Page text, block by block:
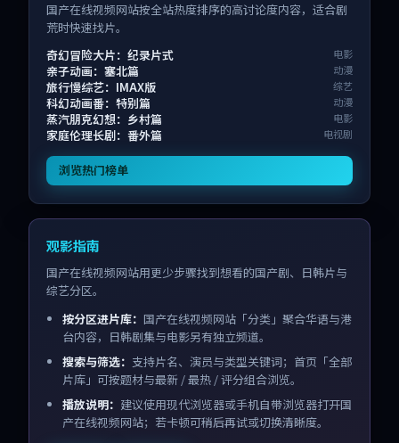
国产在线视频网站按全站热度排序的高讨论度内容，适合剧
荒时快速找片。
奇幻冒险大片：纪录片式
电影
亲子动画：塞北篇 动漫
旅行慢综艺：IMAX版 综艺
科幻动画番：特别篇 动漫
蒸汽朋克幻想：乡村篇 电影
家庭伦理长剧：番外篇 电视剧
浏览热门榜单
观影指南
国产在线视频网站用更少步骤找到想看的国产剧、日韩片与
综艺分区。
按分区进片库： 国产在线视频网站「分类」聚合华语与港
台内容，日韩剧集与电影另有独立频道。
搜索与筛选： 支持片名、演员与类型关键词；首页「全部
片库」可按题材与最新 / 最热 / 评分组合浏览。
播放说明： 建议使用现代浏览器或手机自带浏览器打开国
产在线视频网站；若卡顿可稍后再试或切换清晰度。